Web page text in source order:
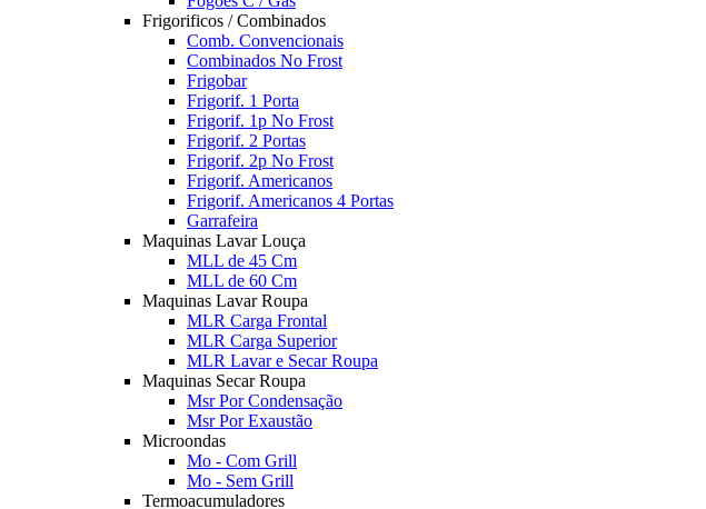
Frigorificos / Combinados
Comb. Convencionais
Combinados No Frost
Frigobar
Frigorif. 1 Porta
Frigorif. 1p No Frost
Frigorif. 2 Portas
Frigorif. 2p No Frost
Frigorif. Americanos
Frigorif. Americanos 4 Portas
Garrafeira
Maquinas Lavar Louça
MLL de 45 Cm
MLL de 60 Cm
Maquinas Lavar Roupa
MLR Carga Frontal
MLR Carga Superior
MLR Lavar e Secar Roupa
Maquinas Secar Roupa
Msr Por Condensação
Msr Por Exaustão
Microondas
Mo - Com Grill
Mo - Sem Grill
Termoacumuladores